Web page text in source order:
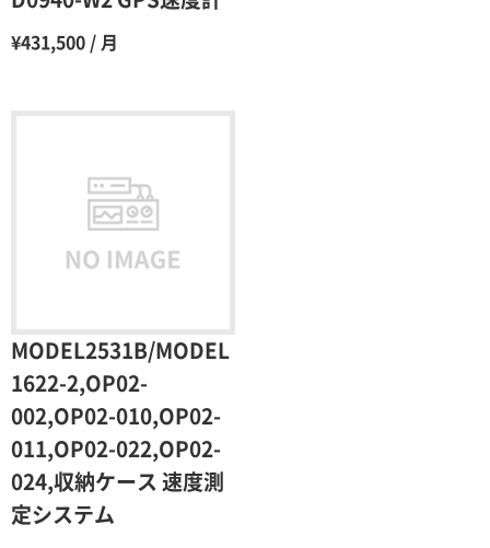
12ヶ月
¥431,500 / 月
MODEL2531B/MODEL
1622-2,OP02-
002,OP02-010,OP02-
011,OP02-022,OP02-
024,収納ケース 速度測
定システム